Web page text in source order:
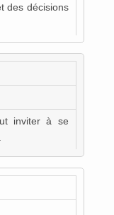
des décisions
inviter à se